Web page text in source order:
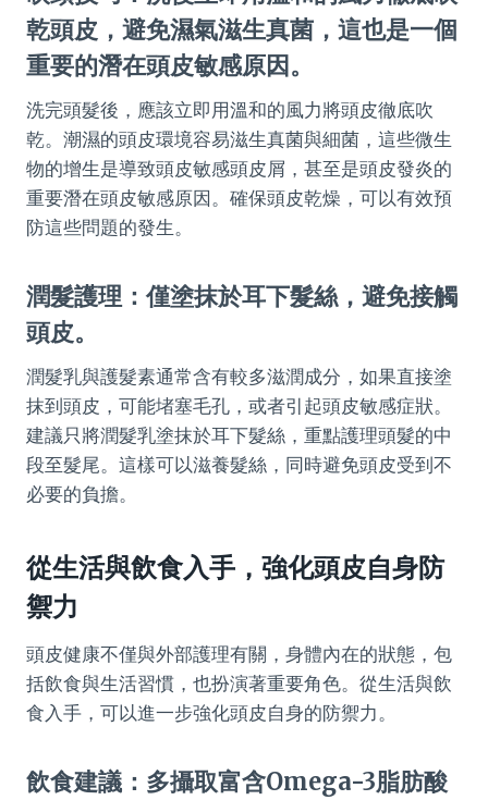
乾頭皮，避免濕氣滋生真菌，這也是一個
重要的潛在頭皮敏感原因。
洗完頭髮後，應該立即用溫和的風力將頭皮徹底吹
乾。潮濕的頭皮環境容易滋生真菌與細菌，這些微生
物的增生是導致頭皮敏感頭皮屑，甚至是頭皮發炎的
重要潛在頭皮敏感原因。確保頭皮乾燥，可以有效預
防這些問題的發生。
潤髮護理：僅塗抹於耳下髮絲，避免接觸
頭皮。
潤髮乳與護髮素通常含有較多滋潤成分，如果直接塗
抹到頭皮，可能堵塞毛孔，或者引起頭皮敏感症狀。
建議只將潤髮乳塗抹於耳下髮絲，重點護理頭髮的中
段至髮尾。這樣可以滋養髮絲，同時避免頭皮受到不
必要的負擔。
從生活與飲食入手，強化頭皮自身防
禦力
頭皮健康不僅與外部護理有關，身體內在的狀態，包
括飲食與生活習慣，也扮演著重要角色。從生活與飲
食入手，可以進一步強化頭皮自身的防禦力。
飲食建議：多攝取富含Omega-3脂肪酸